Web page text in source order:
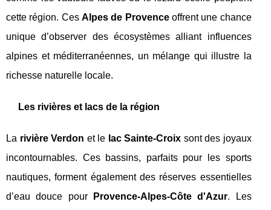
cette région. Ces Alpes de Provenceoffrent une chance
unique d’observer des écosystèmes alliant influences
alpines et méditerranéennes, un mélange qui illustre la
richesse naturelle locale.
Les rivières et lacs de la région
La rivière Verdon et le lac Sainte-Croix sont des joyaux
incontournables. Ces bassins, parfaits pour les sports
nautiques, forment également des réserves essentielles
d’eau douce pour
Provence-Alpes-Côte d'Azur. Les